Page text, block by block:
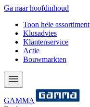
Ga naar hoofdinhoud
Toon hele assortiment
Klusadvies
Klantenservice
Actie
Bouwmarkten
GAMMA